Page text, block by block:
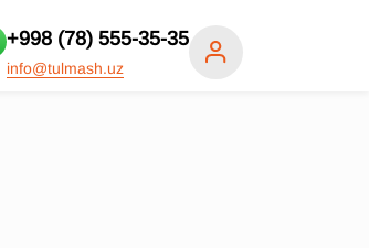
+998 (78) 555-35-35
info@tulmash.uz